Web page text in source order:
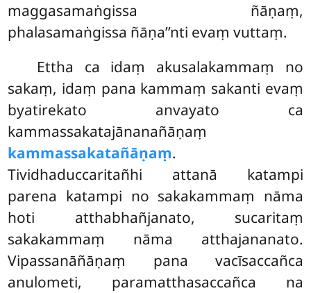
maggasamaṅgissa ñāṇaṃ,
phalasamaṅgissa ñāṇa’’nti evaṃ vuttaṃ.
Ettha ca idaṃ akusalakammaṃ no
sakaṃ, idaṃ pana kammaṃ sakanti evaṃ
byatirekato anvayato ca
kammassakatajānanañāṇaṃ
kammassakatañāṇaṃ.
Tividhaduccaritañhi attanā katampi
parena katampi no sakakammaṃ nāma
hoti atthabhañjanato, sucaritaṃ
sakakammaṃ nāma atthajananato.
Vipassanāñāṇaṃ pana vacīsaccañca
anulometi, paramatthasaccañca na